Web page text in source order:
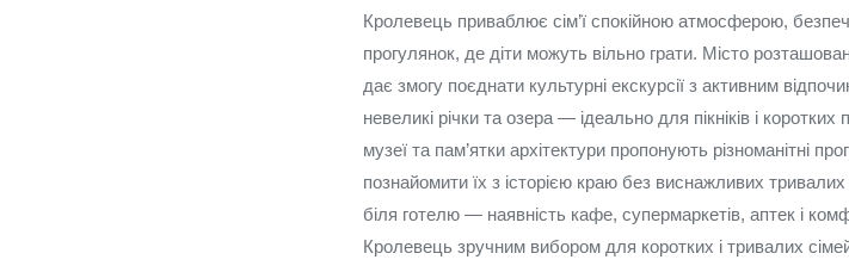
Кролевець приваблює сім’ї спокійною атмосферою,
прогулянок, де діти можуть вільно грати. Місто
дає змогу поєднати культурні екскурсії з активним
невеликі річки та озера — ідеально для пікніків і
музеї та пам’ятки архітектури пропонують різноманітні
познайомити їх з історією краю без виснажливих
біля готелю — наявність кафе, супермаркетів, аптек і
Кролевець зручним вибором для коротких і тривалих